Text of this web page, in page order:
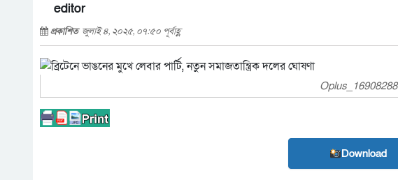
editor
প্রকাশিত জুলাই ৪, ২০২৫, ০৭:৫০ পূর্বাহ্ণ
Oplus_16908288
Download